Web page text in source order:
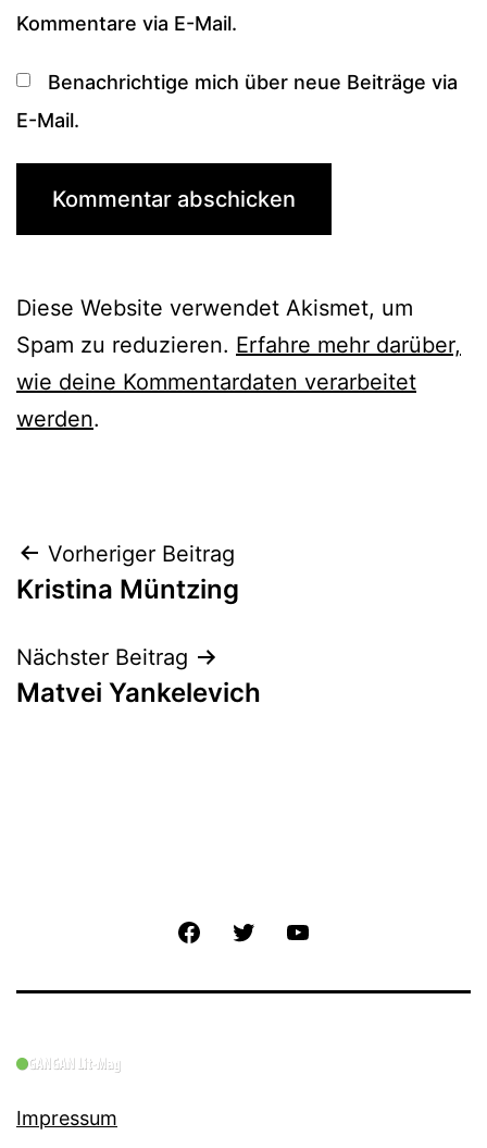
Kommentare via E-Mail.
Benachrichtige mich über neue Beiträge via
E-Mail.
Diese Website verwendet Akismet, um
Spam zu reduzieren. Erfahre mehr darüber,
wie deine Kommentardaten verarbeitet
werden.
Beitrags-
Navigation
Vorheriger Beitrag
Kristina Müntzing
Nächster Beitrag
Matvei Yankelevich
FacebookTwitter
Impressum